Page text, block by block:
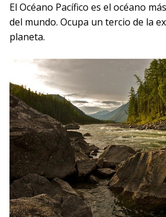
El Océano Pacífico es el océano
del mundo. Ocupa un tercio de la
planeta.